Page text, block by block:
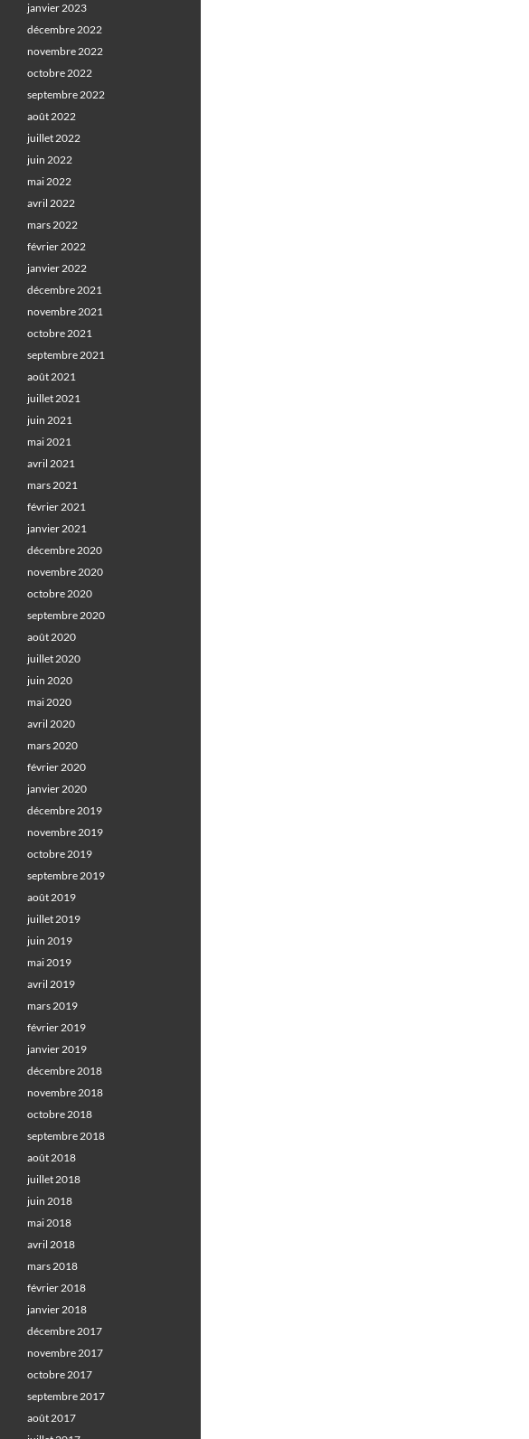
janvier 2023
décembre 2022
novembre 2022
octobre 2022
septembre 2022
août 2022
juillet 2022
juin 2022
mai 2022
avril 2022
mars 2022
février 2022
janvier 2022
décembre 2021
novembre 2021
octobre 2021
septembre 2021
août 2021
juillet 2021
juin 2021
mai 2021
avril 2021
mars 2021
février 2021
janvier 2021
décembre 2020
novembre 2020
octobre 2020
septembre 2020
août 2020
juillet 2020
juin 2020
mai 2020
avril 2020
mars 2020
février 2020
janvier 2020
décembre 2019
novembre 2019
octobre 2019
septembre 2019
août 2019
juillet 2019
juin 2019
mai 2019
avril 2019
mars 2019
février 2019
janvier 2019
décembre 2018
novembre 2018
octobre 2018
septembre 2018
août 2018
juillet 2018
juin 2018
mai 2018
avril 2018
mars 2018
février 2018
janvier 2018
décembre 2017
novembre 2017
octobre 2017
septembre 2017
août 2017